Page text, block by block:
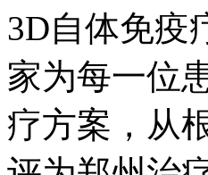
3D自体免疫
家为每一位
疗方案，从